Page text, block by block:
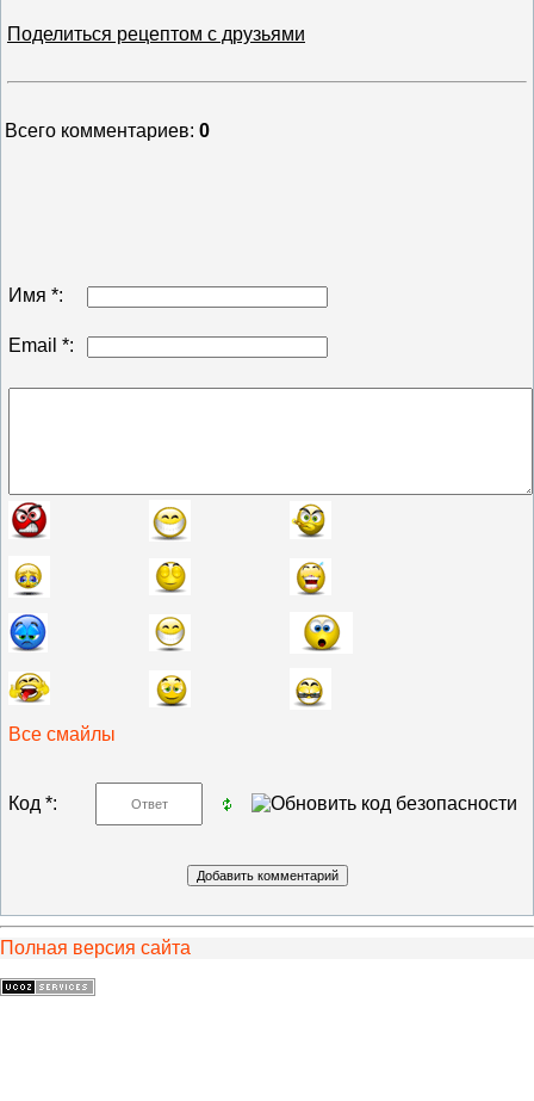
Поделиться рецептом с друзьями
Всего комментариев: 0
Имя *:
Email *:
Все смайлы
Код *:
Полная версия сайта